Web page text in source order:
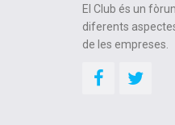
El Club és un
diferents
de les empreses.